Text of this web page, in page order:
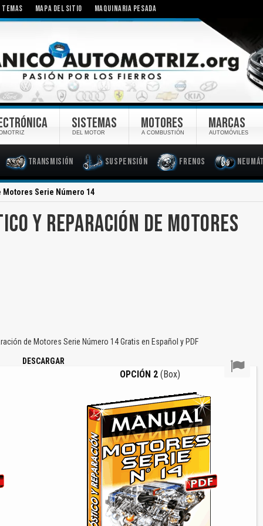
TEMAS MAPA DEL SITIO MAQUINARIA PESADA
Transmisión Suspensión Frenos
SISTEMAS
DEL MOTOR
MOTORES
A COMBUSTIÓN
MARCAS
AUTOMÓVILES
Serie Número 14
Y REPARACIÓN DE MOTORES
de Motores Serie Número 14 Gratis en Español y PDF
DESCARGAR
OPCIÓN 2(Box)